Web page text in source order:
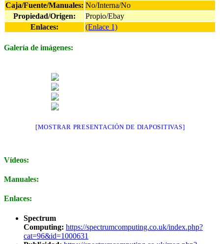
Caja/Fuente/Manuales: No/Interna/No
Propiedad/Origen:
Propio/Ebay
Enlaces:
(Enlace 1)
Galería de imágenes:
[MOSTRAR PRESENTACIÓN DE DIAPOSITIVAS]
Vídeos:
Manuales:
Enlaces:
Spectrum
Computing: https://spectrumcomputing.co.uk/index.php?
cat=96&id=1000631